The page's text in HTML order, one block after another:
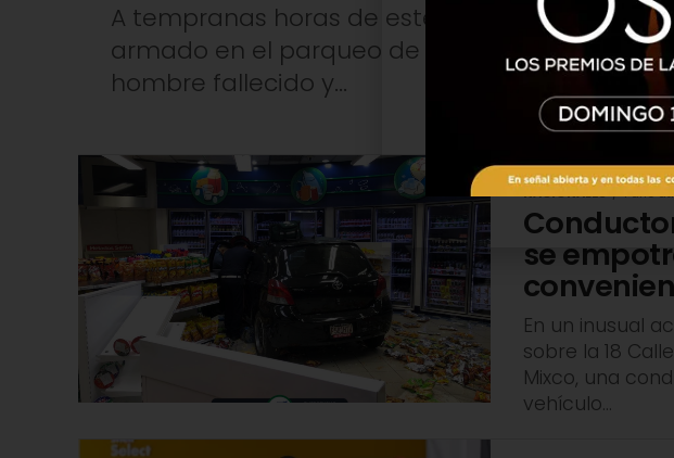
A tempranas horas de este domingo 24 de
armado en el parqueo de una gasolinera
hombre fallecido y...
NACIONALES 1 año
se
En un inusual
sobre la 18
Mixco, una
vehículo...